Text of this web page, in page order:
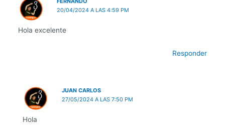
20/04/2024 A LAS 4:59 PM
Hola excelente
Responder
JUAN CARLOS
27/05/2024 A LAS 7:50 PM
Hola